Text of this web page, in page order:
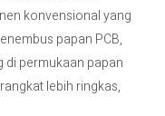
konvensional yang
papan PCB,
di permukaan papan
lebih ringkas,